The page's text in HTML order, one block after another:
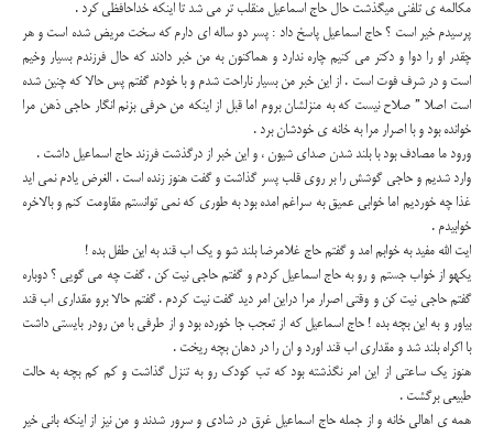
مکالمه ی تلفنی میگذشت حال حاج اسماعیل منقلب تر می شد تا اینکه خداحافظی کرد .
پرسیدم خیر است ؟ حاج اسماعیل پاسخ داد : پسر دو ساله ای دارم که سخت مریض شده است و هر
چقدر او را دوا و دکتر می کنیم چاره ندارد و هماکنون به من خبر دادند که حال فرزندم بسیار وخیم
است و در شرف فوت است . از این خبر من بسیار ناراحت شدم و با خودم گفتم پس حالا که چنین شده
است اصلا ” صلاح نیست که به منزلشان بروم اما قبل از اینکه من حرفی بزنم انگار حاجی ذهن مرا
خوانده بود و با اصرار مرا به خانه ی خودشان برد .
ورود ما مصادف بود با بلند شدن صدای شیون ، و این خبر از درگذشت فرزند حاج اسماعیل داشت .
وارد شدیم و حاجی گوشش را بر روی قلب پسر گذاشت و گفت هنوز زنده است . الغرض یادم نمی اید
غذا چه خوردیم اما خوابی عمیق به سراغم امده بود به طوری که نمی توانستم مقاومت کنم و بالاخره
خوابیدم .
ایت الله مفید به خوابم امد و گفتم حاج غلامرضا بلند شو و یک اب قند به این طفل بده !
یکهو از خواب جستم و رو به حاج اسماعیل کردم و گفتم حاجی نیت کن . گفت چه می گویی ؟ دوباره
گفتم حاجی نیت کن و وقتی اصرار مرا دراین امر دید گفت نیت کردم . گفتم حالا برو مقداری اب قند
بیاور و به این بچه بده ! حاج اسماعیل که از تعجب جا خورده بود و از طرفی با من رودر بایستی داشت
با اکراه بلند شد و مقداری اب قند اورد و ان را در دهان بچه ریخت .
هنوز یک ساعتی از این امر نگذشته بود که تب کودک رو به تنزل گذاشت و کم کم بچه به حالت
طبیعی برگشت .
همه ی اهالی خانه و از جمله حاج اسماعیل غرق در شادی و سرور شدند و من نیز از اینکه بانی خیر